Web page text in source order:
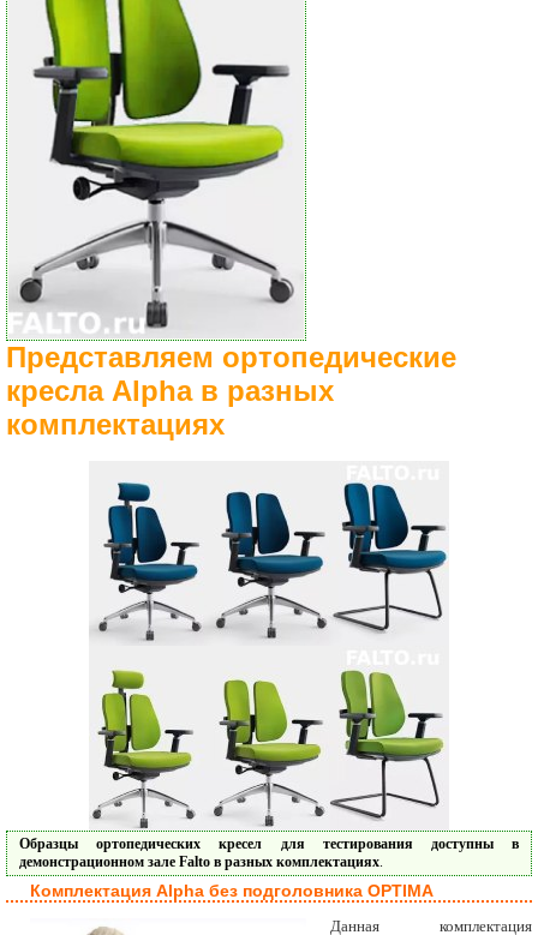
Представляем ортопедические
кресла Alpha в разных
комплектациях
Образцы ортопедических кресел для тестирования доступны в
демонстрационном зале Falto в разных комплектациях.
Комплектация Alpha без подголовника OPTIMA
Данная комплектация